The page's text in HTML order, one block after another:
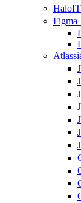
Figma